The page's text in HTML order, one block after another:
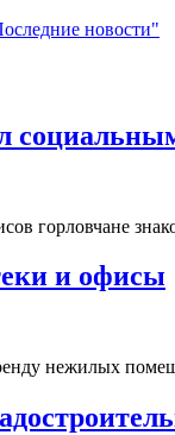
новости"
горловчане
и офисы
нежилых